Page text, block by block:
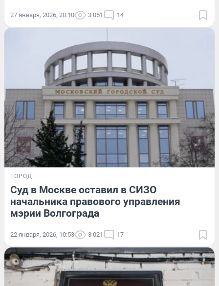
27 января, 2026, 20:10 3 051 14
ГОРОД
Суд в Москве оставил в СИЗО
начальника правового управления
мэрии Волгограда
22 января, 2026, 10:53 3 021 17